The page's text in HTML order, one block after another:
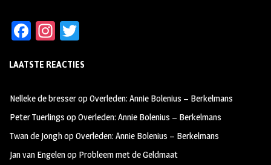
Fa
b
oo
k
In
ag
m
tt
LAATSTE REACTIES
Nelleke de bresseropOverleden: Annie Bolenius – Berkelmans
Peter Tuerlings opOverleden: Annie Bolenius – Berkelmans
Twan de JonghopOverleden: Annie Bolenius – Berkelmans
Jan van Engelenop Probleem met de Geldmaat